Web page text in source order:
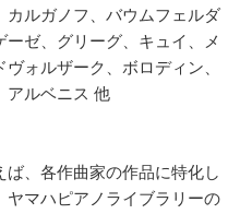
ルガノフ、バウムフェルダ
ゼ、グリーグ、キュイ、メ
ォルザーク、ボロディン、
アルベニス 他
、各作曲家の作品に特化し
ヤマハピアノライブラリーの